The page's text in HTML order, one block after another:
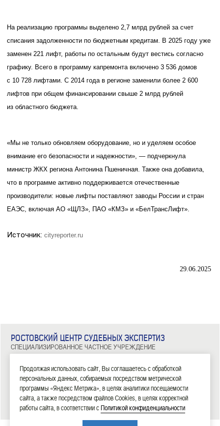
На реализацию программы выделено 2,7 млрд рублей за счет
списания задолженности по бюджетным кредитам. В 2025 году уже
заменен 221 лифт, работы по остальным будут вестись согласно
графику. Всего в программу капремонта включено 3 536 домов
с 10 728 лифтами. С 2014 года в регионе заменили более 2 600
лифтов при общем финансировании свыше 2 млрд рублей
из областного бюджета.
«Мы не только обновляем оборудование, но и уделяем особое
внимание его безопасности и надежности», — подчеркнула
министр ЖКХ региона Антонина Пшеничная. Также она добавила,
что в программе активно поддерживается отечественные
производители: новые лифты поставляют заводы России и стран
ЕАЭС, включая АО «ЩЛЗ», ПАО «КМЗ» и «БелТрансЛифт».
Источник: cityreporter.ru
29.06.2025
РОСТОВСКИЙ ЦЕНТР СУДЕБНЫХ ЭКСПЕРТИЗ
СПЕЦИАЛИЗИРОВАННОЕ ЧАСТНОЕ УЧРЕЖДЕНИЕ
Тел: 8 (863) 209-81-71, 8 (800) 100-34-14
ГЛАВНАЯ|ЭКСПЕРТИЗЫ|НОВОСТИ|ДОКУМЕНТЫ|О НАС|КОНТАКТЫ
2006—2026 СЧУ «Ростовский центр судебных экспертиз»
Продолжая использовать сайт, Вы соглашаетесь с обработкой
персональных данных, собираемых посредством метрической
программы «Яндекс Метрика», в целях аналитики посещаемости
сайта, а также посредством файлов Cookies, в целях корректной
работы сайта, в соответствии сПолитикой конфиденциальности